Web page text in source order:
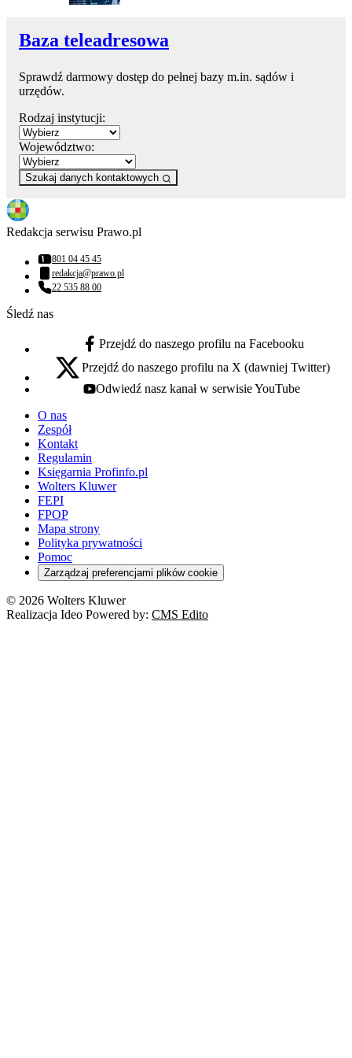
Baza teleadresowa
Sprawdź darmowy dostęp do pełnej bazy m.in. sądów i
urzędów.
Rodzaj instytucji:
Województwo:
Szukaj danych kontaktowych
Redakcja serwisu Prawo.pl
Numer telefonu:
801 04 45 45
Adres email:
redakcja@prawo.pl
Numer telefonu:
22 535 88 00
Śledź nas
facebook - otwiera się w nowej karcie
Przejdź do naszego profilu na Facebooku
x - otwiera się w nowej karcie
Przejdź do naszego profilu na X (dawniej Twitter)
youtube - otwiera się w nowej karcie
Odwiedź nasz kanał w serwisie YouTube
O nas
Zespół
Kontakt
Regulamin
Księgarnia Profinfo.pl
Wolters Kluwer
FEPI
FPOP
Mapa strony
Polityka prywatności
Pomoc
Zarządzaj preferencjami plików cookie
© 2026 Wolters Kluwer
Realizacja Ideo Powered by: CMS Edito